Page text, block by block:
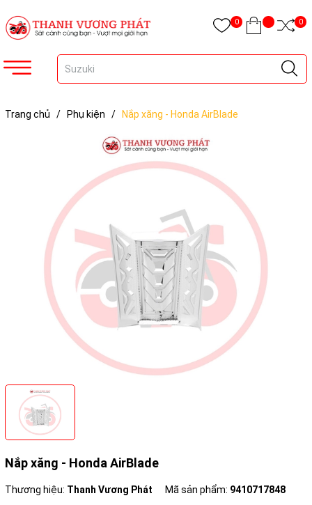
0 0
Trang chủ / Phụ kiện / Nắp xăng - Honda AirBlade
Nắp xăng - Honda AirBlade
Thương hiệu: Thanh Vương Phát Mã sản phẩm: 9410717848